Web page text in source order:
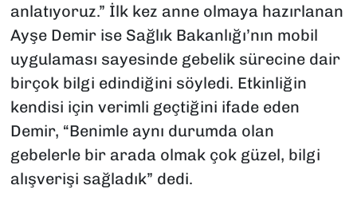
anlatıyoruz.” İlk kez anne olmaya hazırlanan
Ayşe Demir ise Sağlık Bakanlığı’nın mobil
uygulaması sayesinde gebelik sürecine dair
birçok bilgi edindiğini söyledi. Etkinliğin
kendisi için verimli geçtiğini ifade eden
Demir, “Benimle aynı durumda olan
gebelerle bir arada olmak çok güzel, bilgi
alışverişi sağladık” dedi.